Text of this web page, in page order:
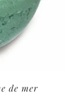
de mer